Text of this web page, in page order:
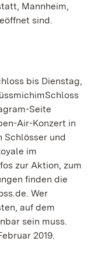
Mannheim,
sind.
bis Dienstag,
Seite
Air-Konzert in
Schlösser und
im
zur Aktion, zum
finden die
Wer
auf dem
sein muss.
2019.